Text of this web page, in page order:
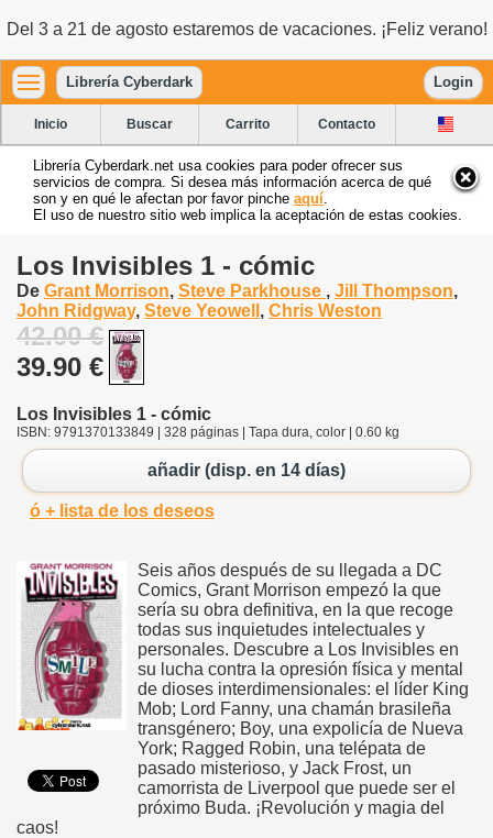
Del 3 a 21 de agosto estaremos de vacaciones. ¡Feliz verano!
Librería Cyberdark Login
Inicio Buscar Carrito Contacto
Librería Cyberdark.net usa cookies para poder ofrecer sus
servicios de compra. Si desea más información acerca de qué
son y en qué le afectan por favor pinche aquí
El uso de nuestro sitio web implica la aceptación de estas cookies.
Los Invisibles 1 - cómic
De Grant Morrison, Steve Parkhouse , Jill Thompson,
John Ridgway, Steve Yeowell , Chris Weston
42.00 €
39.90 €
Los Invisibles 1 - cómic
ISBN: 9791370133849 | 328 páginas | Tapa dura, color | 0.60 kg
añadir (disp. en 14 días)
ó + lista de los deseos
Seis años después de su llegada a DC
Comics, Grant Morrison empezó la que
sería su obra definitiva, en la que recoge
todas sus inquietudes intelectuales y
personales. Descubre a Los Invisibles en
su lucha contra la opresión física y mental
de dioses interdimensionales: el líder King
Mob; Lord Fanny, una chamán brasileña
transgénero; Boy, una expolicía de Nueva
York; Ragged Robin, una telépata de
pasado misterioso, y Jack Frost, un
camorrista de Liverpool que puede ser el
próximo Buda. ¡Revolución y magia del
caos!